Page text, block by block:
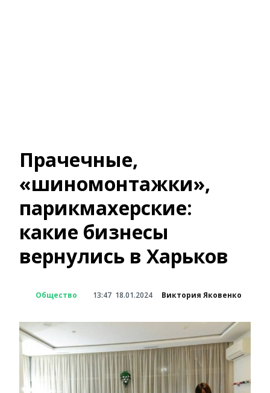
Прачечные,
«шиномонтажки»,
парикмахерские:
какие бизнесы
вернулись в Харьков
Общество 13:47 18.01.2024 Виктория Яковенко